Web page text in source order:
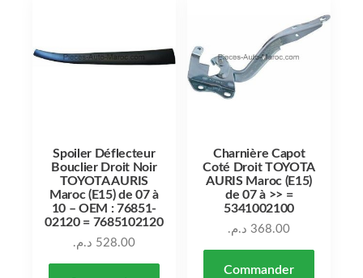
Spoiler Déflecteur
Bouclier Droit Noir
TOYOTA AURIS
Maroc (E15) de 07 à
10 – OEM : 76851-
02120 = 7685102120
528.00 د.م.
Charnière Capot
Coté Droit TOYOTA
AURIS Maroc (E15)
de 07 à >> =
5341002100
368.00 د.م.
Commander